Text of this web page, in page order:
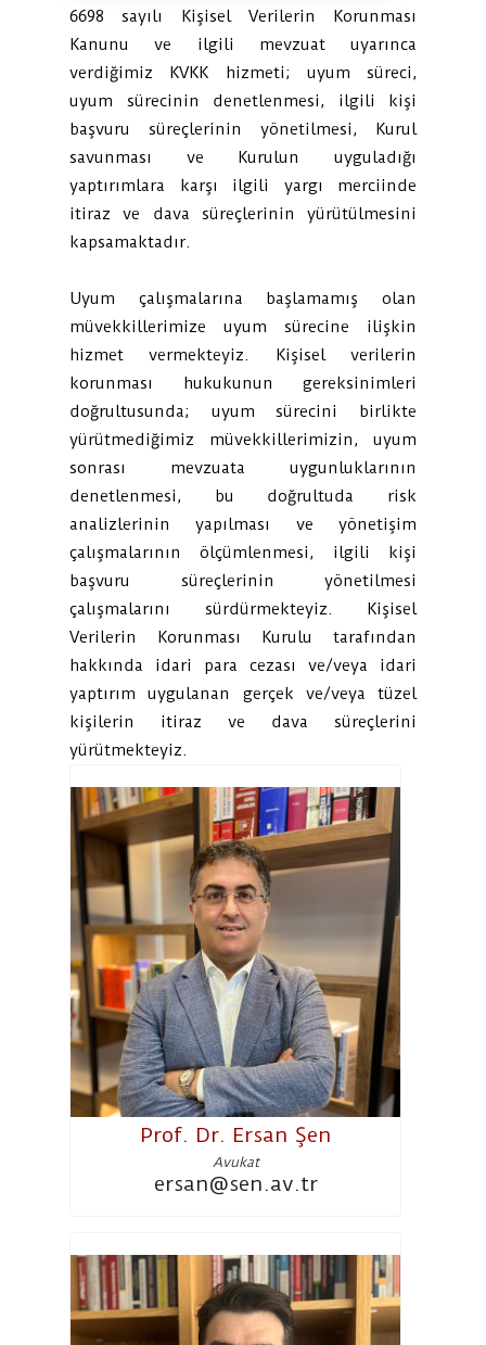
6698 sayılı Kişisel Verilerin Korunması
Kanunu ve ilgili mevzuat uyarınca
verdiğimiz KVKK hizmeti; uyum süreci,
uyum sürecinin denetlenmesi, ilgili kişi
başvuru süreçlerinin yönetilmesi, Kurul
savunması ve Kurulun uyguladığı
yaptırımlara karşı ilgili yargı merciinde
itiraz ve dava süreçlerinin yürütülmesini
kapsamaktadır.
Uyum çalışmalarına başlamamış olan
müvekkillerimize uyum sürecine ilişkin
hizmet vermekteyiz. Kişisel verilerin
korunması hukukunun gereksinimleri
doğrultusunda; uyum sürecini birlikte
yürütmediğimiz müvekkillerimizin, uyum
sonrası mevzuata uygunluklarının
denetlenmesi, bu doğrultuda risk
analizlerinin yapılması ve yönetişim
çalışmalarının ölçümlenmesi, ilgili kişi
başvuru süreçlerinin yönetilmesi
çalışmalarını sürdürmekteyiz. Kişisel
Verilerin Korunması Kurulu tarafından
hakkında idari para cezası ve/veya idari
yaptırım uygulanan gerçek ve/veya tüzel
kişilerin itiraz ve dava süreçlerini
yürütmekteyiz.
Prof. Dr. Ersan Şen
Avukat
ersan@sen.av.tr